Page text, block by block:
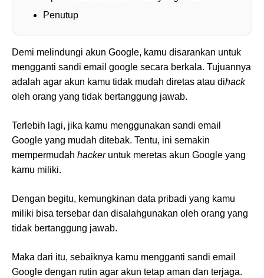
Penutup
Demi melindungi akun Google, kamu disarankan untuk
mengganti sandi email google secara berkala. Tujuannya
adalah agar akun kamu tidak mudah diretas atau dihack
oleh orang yang tidak bertanggung jawab.
Terlebih lagi, jika kamu menggunakan sandi email
Google yang mudah ditebak. Tentu, ini semakin
mempermudah hacker untuk meretas akun Google yang
kamu miliki.
Dengan begitu, kemungkinan data pribadi yang kamu
miliki bisa tersebar dan disalahgunakan oleh orang yang
tidak bertanggung jawab.
Maka dari itu, sebaiknya kamu mengganti sandi email
Google dengan rutin agar akun tetap aman dan terjaga.